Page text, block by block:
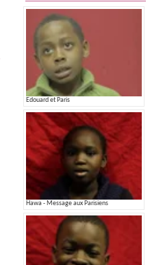
Edouard et Paris
Hawa - Message aux Parisiens